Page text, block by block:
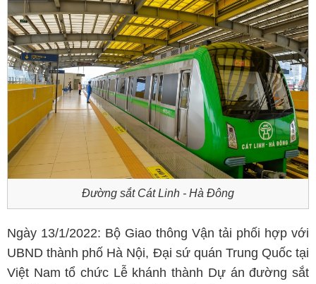
Đường sắt Cát Linh - Hà Đông
Ngày 13/1/2022: Bộ Giao thông Vận tải phối hợp với
UBND thành phố Hà Nội, Đại sứ quán Trung Quốc tại
Việt Nam tổ chức Lễ khánh thành Dự án đường sắt